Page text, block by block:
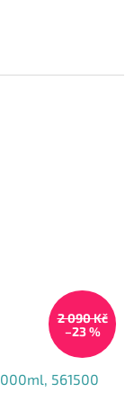
2 090 Kč
–23 %
561500